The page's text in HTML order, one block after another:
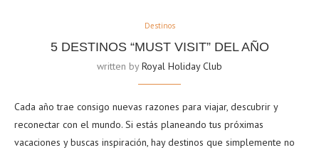
Destinos
5 DESTINOS “MUST VISIT” DEL AÑO
written byRoyal Holiday Club
Cada año trae consigo nuevas razones para viajar, descubrir y
reconectar con el mundo. Si estás planeando tus próximas
vacaciones y buscas inspiración, hay destinos que simplemente no